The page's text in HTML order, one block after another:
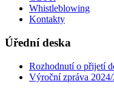
Whistleblowing
Kontakty
Úřední deska
Rozhodnutí o přijetí
Výroční zpráva